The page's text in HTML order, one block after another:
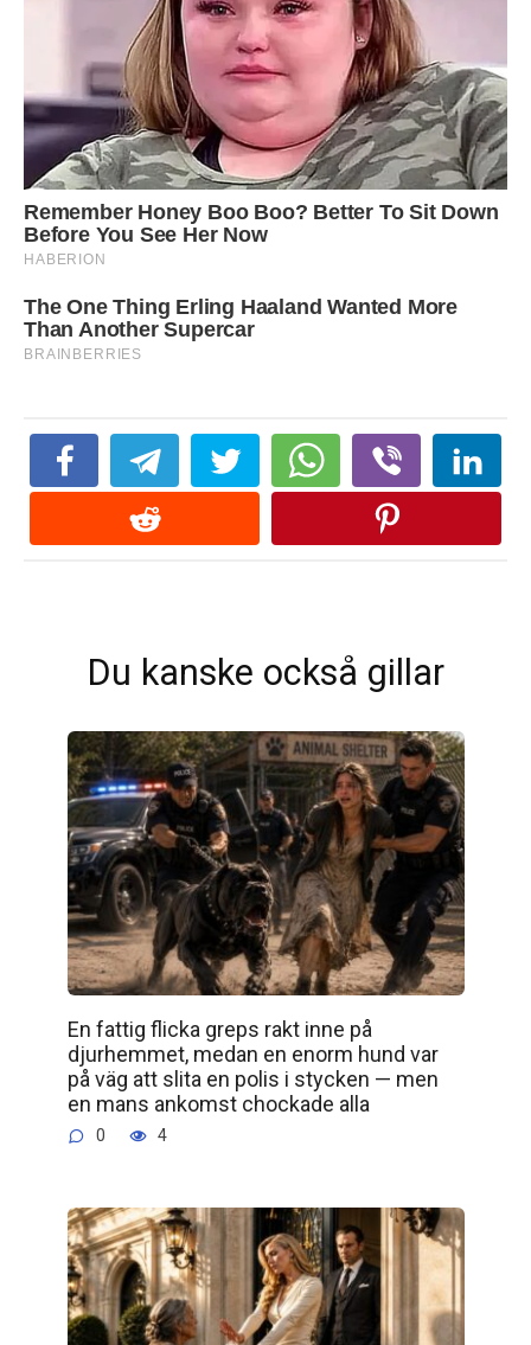
Du kanske också gillar
En fattig flicka greps rakt inne på
djurhemmet, medan en enorm hund var
på väg att slita en polis i stycken — men
en mans ankomst chockade alla
0 4